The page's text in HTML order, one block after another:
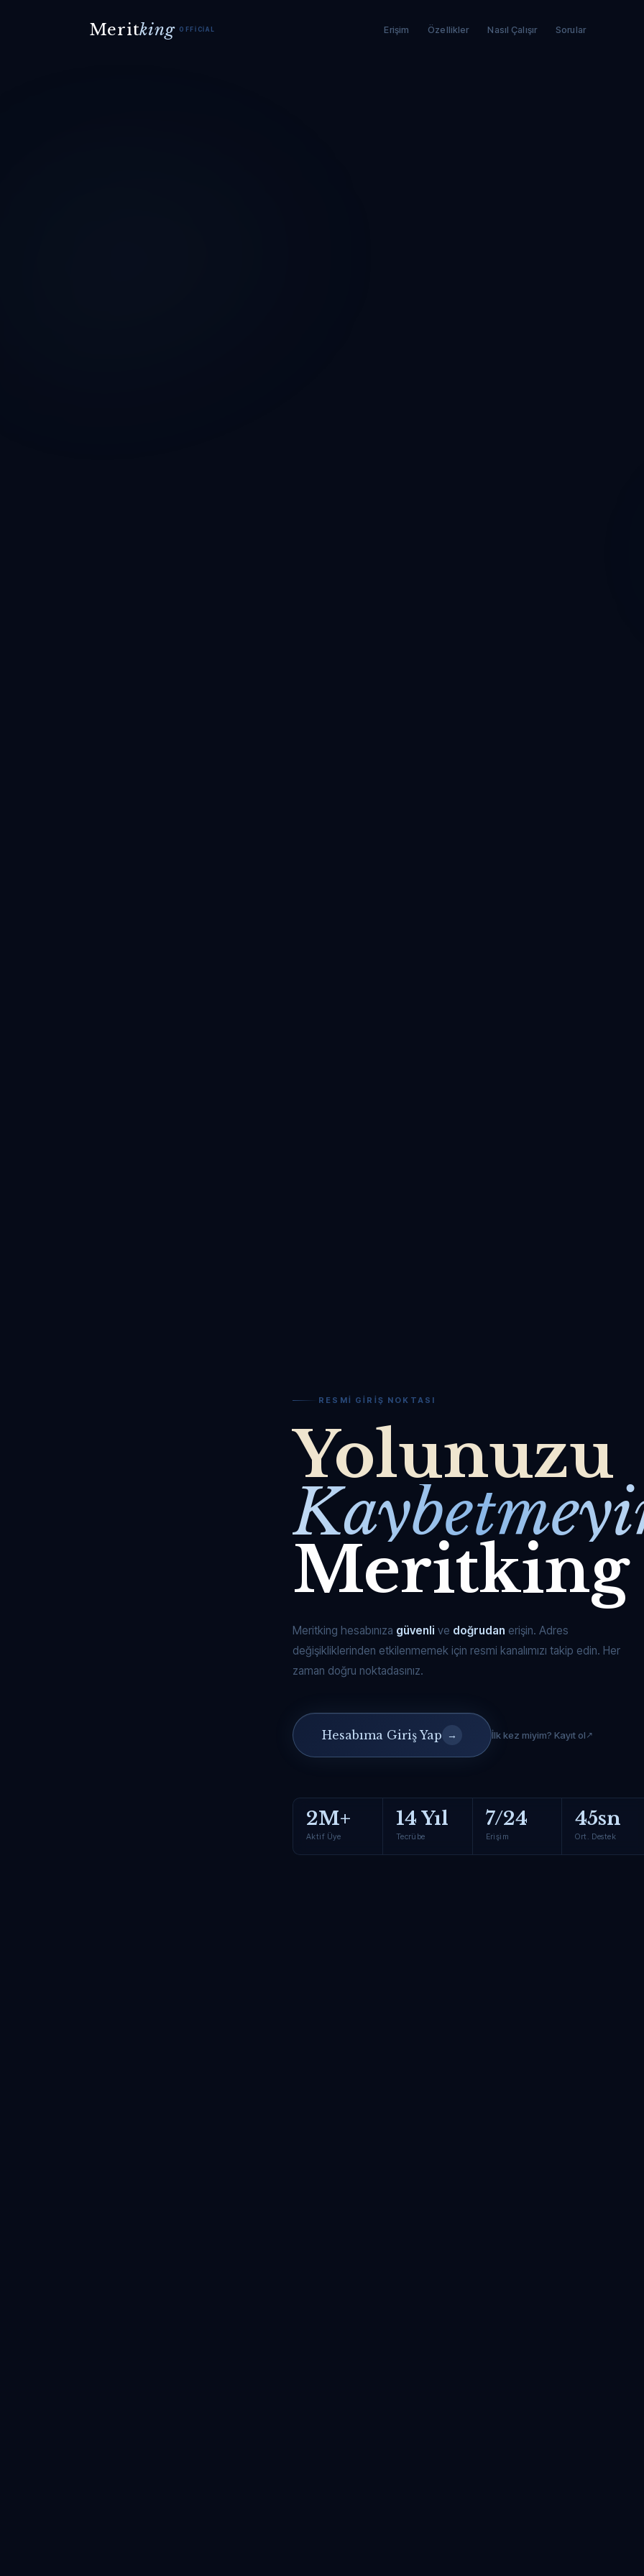
Meritking OFFICIAL Erişim Özellikler Nasıl Çalışır Sorular
RESMI GIRIŞ NOKTASI
Yolunuzu
Meritking
Meritking hesabınıza güvenli ve doğrudan erişin. Adres
değişikliklerinden etkilenmemek için resmi kanalımızı takip edin. Her
zaman doğru noktadasınız.
Hesabıma Giriş Yap → İlk kez miyim? Kayıt ol
2M+
Aktif Üye
14 Yıl
Tecrübe
7/24
Erişim
45sn
Ort. Destek